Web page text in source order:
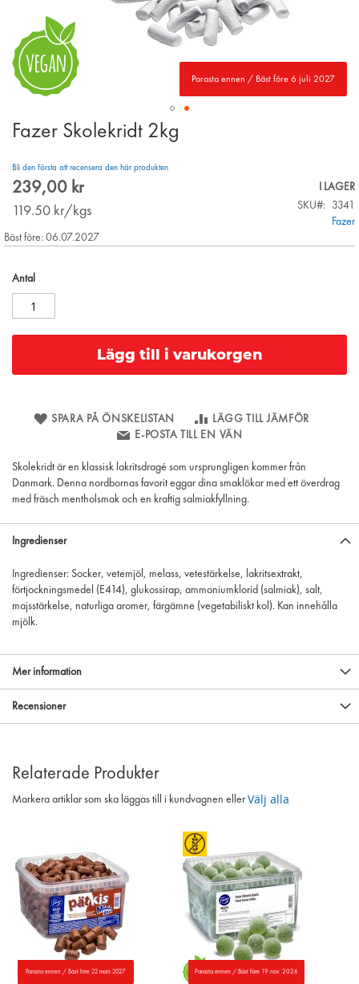
Parasta ennen / Bäst före 6 juli 2027
Skip
of
the
gallery
Fazer Skolekridt 2kg
Bli den första att recensera den här produkten
239,00 kr
119.50 kr/kgs
I LAGER
SKU
3341
Fazer
Bäst före: 06.07.2027
Antal
Lägg till i varukorgen
SPARA PÅ ÖNSKELISTAN
LÄGG TILL JÄMFÖR
E-POSTA TILL EN VÄN
Skolekridt är en klassisk lakritsdragé som ursprungligen kommer från
Danmark. Denna nordbornas favorit eggar dina smaklökar med ett överdrag
med fräsch mentholsmak och en kraftig salmiakfyllning.
Ingredienser
Ingredienser: Socker, vetemjöl , melass, vetestärkelse, lakritsextrakt,
förtjockningsmedel (E414), glukossirap, ammoniumklorid (salmiak), salt,
majsstärkelse, naturliga aromer, färgämne (vegetabiliskt kol). Kan innehålla
mjölk.
Mer information
Recensioner
Relaterade Produkter
Markera artiklar som ska läggas till i kundvagnen eller Välj alla
Parasta ennen / Bäst före 22 mars 2027 Parasta ennen / Bäst före 19 nov. 2026